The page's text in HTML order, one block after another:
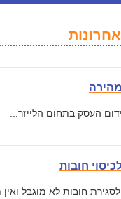
העסק בתחום הלייזר...
חובות
לסגירת חובות לא מוגבל